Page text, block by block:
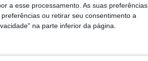
a esse processamento. As suas preferências
ou retirar seu consentimento a
na parte inferior da página.
outro só
feira] vai